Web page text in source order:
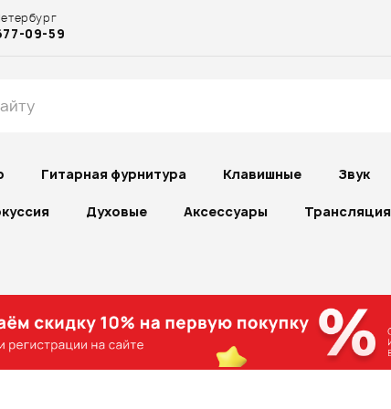
09-59
Гитарная фурнитура Клавишные Звук
Духовые Аксессуары Трансляция